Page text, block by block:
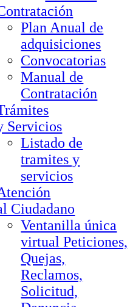
Plan Anual de
adquisiciones
Convocatorias
Manual de
Contratación
Servicios
Listado de
tramites y
servicios
Ciudadano
Ventanilla única
virtual Peticiones,
Quejas,
Reclamos,
Solicitud,